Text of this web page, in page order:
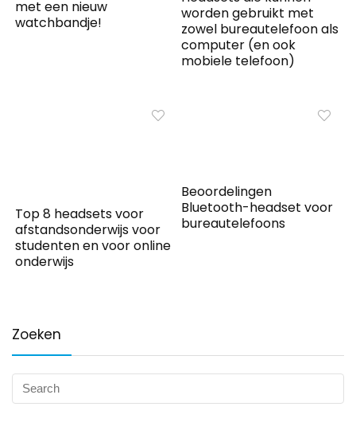
met een nieuw
watchbandje!
worden gebruikt met
zowel bureautelefoon als
computer (en ook
mobiele telefoon)
Top 8 headsets voor
afstandsonderwijs voor
studenten en voor online
onderwijs
Beoordelingen
Bluetooth-headset voor
bureautelefoons
Zoeken